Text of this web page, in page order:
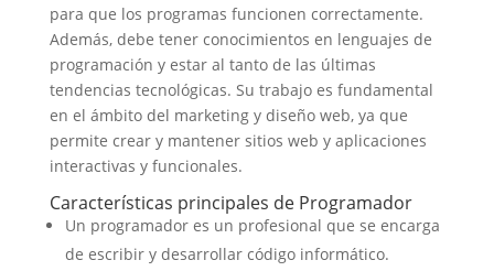
para que los programas funcionen correctamente.
Además, debe tener conocimientos en lenguajes de
programación y estar al tanto de las últimas
tendencias tecnológicas. Su trabajo es fundamental
en el ámbito del marketing y diseño web, ya que
permite crear y mantener sitios web y aplicaciones
interactivas y funcionales.
Características principales de Programador
Un programador es un profesional que se encarga
de escribir y desarrollar código informático.